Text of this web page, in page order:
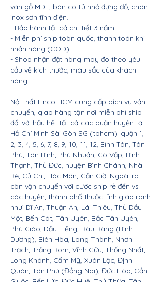
ván gỗ MDF, bàn có tủ nhỏ đựng đồ, chân
inox sơn tĩnh điện.
- Bảo hành tất cả chi tiết 3 năm
- Miễn phí ship toàn quốc, thanh toán khi
nhận hàng (COD)
- Shop nhận đặt hàng may đo theo yêu
cầu về kích thước, màu sắc của khách
hàng
Nội thất Linco HCM cung cấp dịch vụ vận
chuyển, giao hàng tận nơi miễn phí ship
đối với hầu hết tất cả các quận huyện tại
Hồ Chí Minh Sài Gòn SG (tphcm): quận 1,
2, 3, 4, 5, 6, 7, 8, 9, 10, 11, 12, Bình Tân, Tân
Phú, Tân Bình, Phú Nhuận, Gò Vấp, Bình
Thạnh, Thủ Đức, huyện Bình Chánh, Nhà
Bè, Củ Chi, Hóc Môn, Cần Giờ. Ngoài ra
còn vận chuyển với cước ship rẻ đến vs
các huyện, thành phố thuộc tỉnh giáp ranh
như: Dĩ An, Thuận An, Lái Thiêu, Thủ Dầu
Một, Bến Cát, Tân Uyên, Bắc Tân Uyên,
Phú Giáo, Dầu Tiếng, Bàu Bàng (Bình
Dương), Biên Hòa, Long Thành, Nhơn
Trạch, Trảng Bom, Vĩnh Cửu, Thống Nhất,
Long Khánh, Cẩm Mỹ, Xuân Lộc, Định
Quán, Tân Phú (Đồng Nai), Đức Hòa, Cần